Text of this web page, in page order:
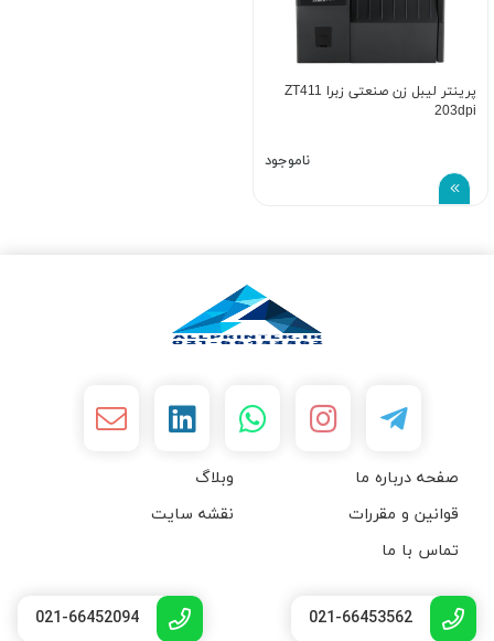
پرینتر لیبل زن صنعتی زبرا ZT411
203dpi
ناموجود
صفحه درباره ما
وبلاگ
قوانین و مقررات
نقشه سایت
تماس با ما
021-66453562
021-66452094